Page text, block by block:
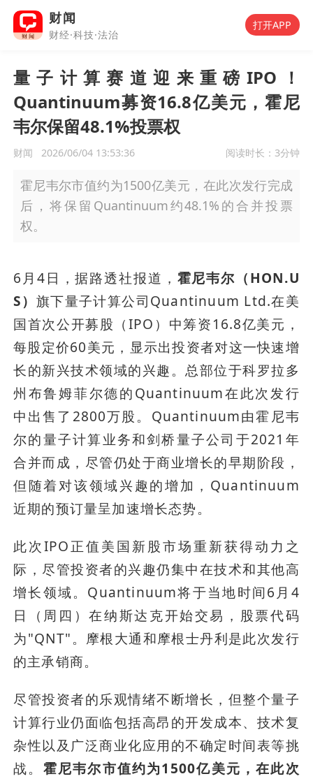
财闻
财经·科技·法治
打开APP
量子计算赛道迎来重磅IPO！
Quantinuum募资16.8亿美元，霍尼
韦尔保留48.1%投票权
财闻 2026/06/04 13:53:36 阅读时长： 3分钟
霍尼韦尔市值约为1500亿美元，在此次发行完成
后，将保留Quantinuum约48.1%的合并投票
权。
6月4日，据路透社报道， 霍尼韦尔（HON.U
S） 旗下量子计算公司Quantinuum Ltd.在美
国首次公开募股（IPO）中筹资16.8亿美元，
每股定价60美元，显示出投资者对这一快速增
长的新兴技术领域的兴趣。总部位于科罗拉多
州布鲁姆菲尔德的Quantinuum在此次发行
中出售了2800万股。Quantinuum由霍尼韦
尔的量子计算业务和剑桥量子公司于2021年
合并而成，尽管仍处于商业增长的早期阶段，
但随着对该领域兴趣的增加，Quantinuum
近期的预订量呈加速增长态势。
此次IPO正值美国新股市场重新获得动力之
际，尽管投资者的兴趣仍集中在技术和其他高
增长领域。Quantinuum将于当地时间6月4
日（周四）在纳斯达克开始交易，股票代码
为"QNT"。摩根大通和摩根士丹利是此次发行
的主承销商。
尽管投资者的乐观情绪不断增长，但整个量子
计算行业仍面临包括高昂的开发成本、技术复
杂性以及广泛商业化应用的不确定时间表等挑
战。 霍尼韦尔市值约为1500亿美元，在此次